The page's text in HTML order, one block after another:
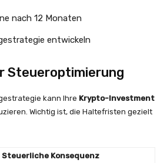
nach 12 Monaten
entwickeln
Steueroptimierung
kann Ihre Krypto-Investment
Wichtig ist, die Haltefristen gezielt
Steuerliche Konsequenz